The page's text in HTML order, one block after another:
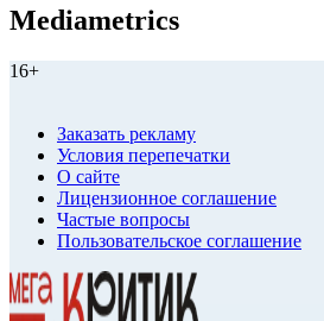
Mediametrics
16+
Заказать рекламу
Условия перепечатки
О сайте
Лицензионное соглашение
Частые вопросы
Пользовательское соглашение